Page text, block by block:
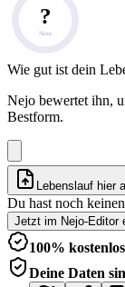
?
Note
Wie gut ist dein
Nejo bewertet ihn,
Bestform.
Lebenslauf hier
Du hast noch
Jetzt im Nejo-Editor
100% kostenlos
Deine Daten